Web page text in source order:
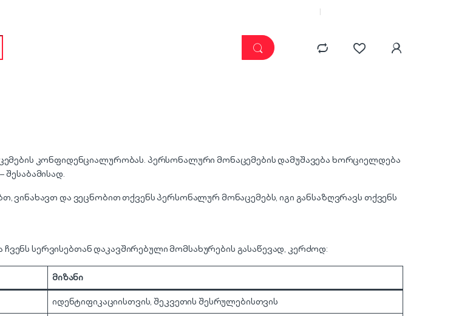
კონფიდენციალურობას. პერსონალური მონაცემების დამუშავება ხორციელდება
შესაბამისად.
და ვეცნობით თქვენს პერსონალურ მონაცემებს, იგი განსაზღვრავს თქვენს
სერვისებთან დაკავშირებული მომსახურების გასაწევად, კერძოდ:
მიზანი
იდენტიფიკაციისთვის, შეკვეთის შესრულებისთვის